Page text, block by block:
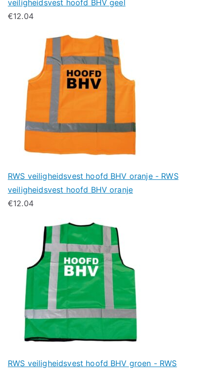
veiligheidsvest hoofd BHV geel
€12.04
RWS veiligheidsvest hoofd BHV oranje - RWS
veiligheidsvest hoofd BHV oranje
€12.04
RWS veiligheidsvest hoofd BHV groen - RWS